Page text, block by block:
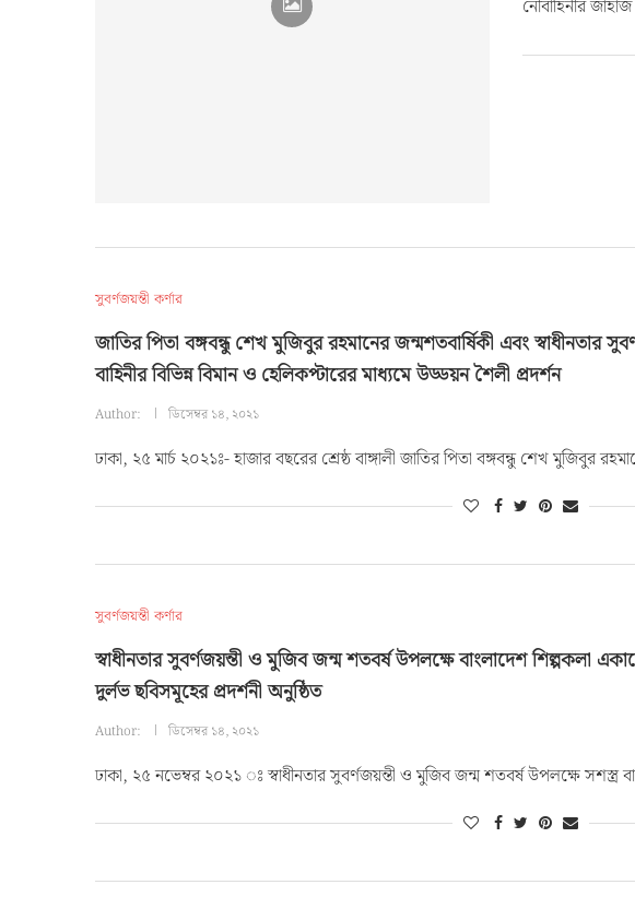
নৌবাহিনীর
সুবর্ণজয়ন্তী কর্ণার
জাতির পিতা বঙ্গবন্ধু শেখ মুজিবুর রহমানের জন্মশতবার্ষিকী এবং স্বাধীনতার
বাহিনীর বিভিন্ন বিমান ও হেলিকপ্টারের মাধ্যমে উড্ডয়ন শৈলী প্রদর্শন
Author: ডিসেম্বর ১৪, ২০২১
ঢাকা, ২৫ মার্চ ২০২১ঃ- হাজার বছরের শ্রেষ্ঠ বাঙ্গালী জাতির পিতা বঙ্গবন্ধু শেখ মুজিবুর
সুবর্ণজয়ন্তী কর্ণার
স্বাধীনতার সুবর্ণজয়ন্তী ও মুজিব জন্ম শতবর্ষ উপলক্ষে বাংলাদেশ শিল্পকলা
দুর্লভ ছবিসমূহের প্রদর্শনী অনুষ্ঠিত
Author: ডিসেম্বর ১৪, ২০২১
ঢাকা, ২৫ নভেম্বর ২০২১ ঃ স্বাধীনতার সুবর্ণজয়ন্তী ও মুজিব জন্ম শতবর্ষ উপলক্ষে সশস্ত্র